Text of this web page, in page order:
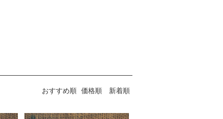
おすすめ順 価格順 新着順